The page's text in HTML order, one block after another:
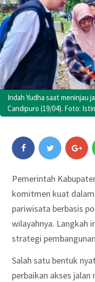
Indah Yudha saat meninjau
Candipuro (19/04). Foto:
Pemerintah
komitmen kuat
pariwisata berbasis
wilayahnya. Langkah
strategi
Salah satu bentuk
perbaikan akses